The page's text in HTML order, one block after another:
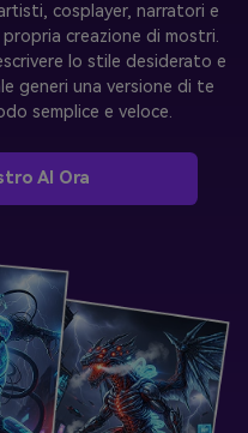
cosplayer, narratori e
creazione di mostri.
lo stile desiderato e
generi una versione di te
semplice e veloce.
AI Ora